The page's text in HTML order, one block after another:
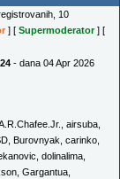
10
] [ Supermoderator] [
- dana 04 Apr 2026
airsuba
Burovnyak carinko
dolinalima
Gargantua